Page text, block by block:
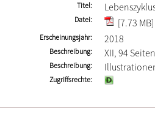
Titel
Datei [7.73 MB]
Erscheinungsjahr 2018
Beschreibung XII, 94 Seiten
Beschreibung
Zugriffsrechte